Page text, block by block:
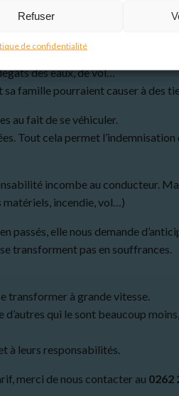
Refuser
de confidentialité
des eaux, de vol…
sa famille pourraient causer à des
au fait de se véhiculer.
Tout cela permet
incombe au conducteur.
matériels, incendie, vol…)
passés, elle nous demande
transforment pas en souffrances.
transformer à grande vitesse.
qui le sont beaucoup
à leurs responsabilités.
merci de nous contacter au 0262